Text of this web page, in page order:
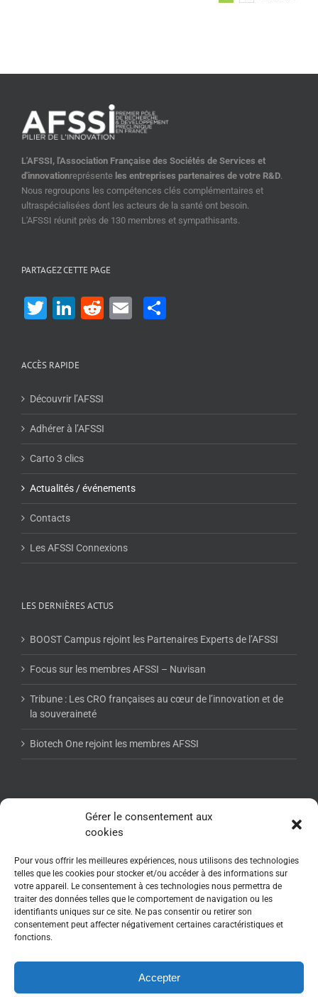
Gérer le consentement aux
cookies
Pour vous offrir les meilleures expériences, nous utilisons des technologies
telles que les cookies pour stocker et/ou accéder à des informations sur
votre appareil. Le consentement à ces technologies nous permettra de
traiter des données telles que le comportement de navigation ou les
identifiants uniques sur ce site. Ne pas consentir ou retirer son
consentement peut affecter négativement certaines caractéristiques et
fonctions.
Accepter
L'AFSSI, l'Association Française des Sociétés de Services et
d'innovationreprésente les entreprises partenaires de votre R&D.
Nous regroupons les compétences clés complémentaires et
ultraspécialisées dont les acteurs de la santé ont besoin.
L'AFSSI réunit près de 130 membres et sympathisants.
PARTAGEZ CETTE PAGE
Twitter
LinkedIn
RedditEmail
ACCÈS RAPIDE
Découvrir l’AFSSI
Adhérer à l’AFSSI
Carto 3 clics
Actualités / événements
Contacts
Les AFSSI Connexions
LES DERNIÈRES ACTUS
BOOST Campus rejoint les Partenaires Experts de l’AFSSI
Focus sur les membres AFSSI – Nuvisan
Tribune : Les CRO françaises au cœur de l’innovation et de
la souveraineté
Biotech One rejoint les membres AFSSI
NEWSLETTER AFSSI